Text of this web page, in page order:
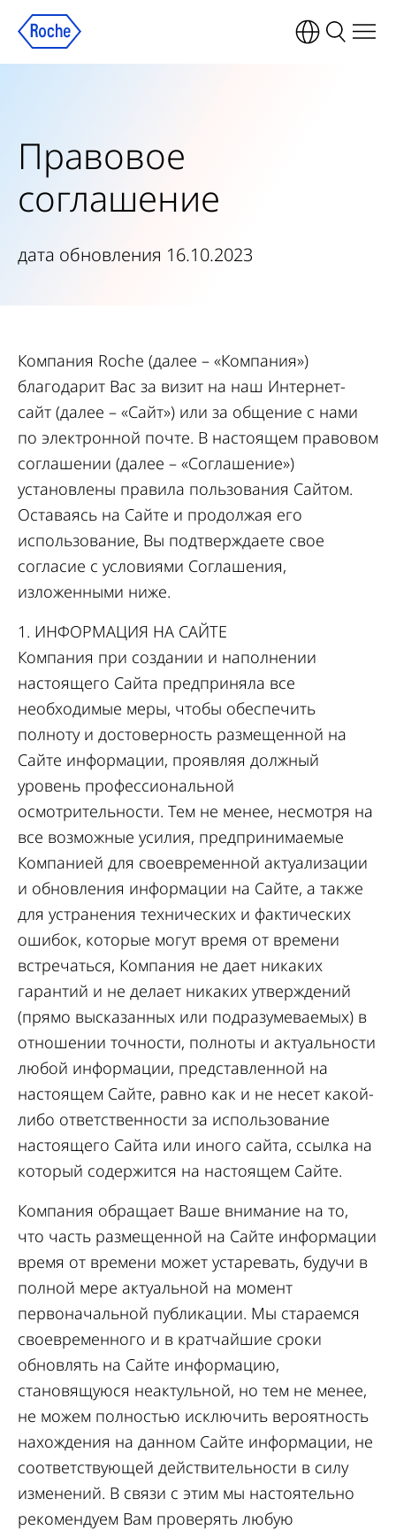
Правовое
соглашение
дата обновления 16.10.2023
Компания Roche (далее – «Компания»)
благодарит Вас за визит на наш Интернет-
сайт (далее – «Сайт») или за общение с нами
по электронной почте. В настоящем правовом
соглашении (далее – «Соглашение»)
установлены правила пользования Сайтом.
Оставаясь на Сайте и продолжая его
использование, Вы подтверждаете свое
согласие с условиями Соглашения,
изложенными ниже.
1. ИНФОРМАЦИЯ НА САЙТЕ
Компания при создании и наполнении
настоящего Сайта предприняла все
необходимые меры, чтобы обеспечить
полноту и достоверность размещенной на
Сайте информации, проявляя должный
уровень профессиональной
осмотрительности. Тем не менее, несмотря на
все возможные усилия, предпринимаемые
Компанией для своевременной актуализации
и обновления информации на Сайте, а также
для устранения технических и фактических
ошибок, которые могут время от времени
встречаться, Компания не дает никаких
гарантий и не делает никаких утверждений
(прямо высказанных или подразумеваемых) в
отношении точности, полноты и актуальности
любой информации, представленной на
настоящем Сайте, равно как и не несет какой-
либо ответственности за использование
настоящего Сайта или иного сайта, ссылка на
который содержится на настоящем Сайте.
Компания обращает Ваше внимание на то,
что часть размещенной на Сайте информации
время от времени может устаревать, будучи в
полной мере актуальной на момент
первоначальной публикации. Мы стараемся
своевременного и в кратчайшие сроки
обновлять на Сайте информацию,
становящуюся неактульной, но тем не менее,
не можем полностью исключить вероятность
нахождения на данном Сайте информации, не
соответствующей действительности в силу
изменений. В связи с этим мы настоятельно
рекомендуем Вам проверять любую